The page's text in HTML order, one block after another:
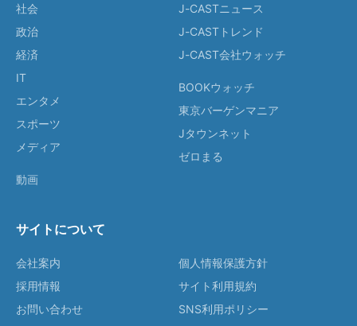
社会
政治
経済
IT
エンタメ
スポーツ
メディア
動画
J-CASTニュース
J-CASTトレンド
J-CAST会社ウォッチ
BOOKウォッチ
東京バーゲンマニア
Jタウンネット
ゼロまる
サイトについて
会社案内
採用情報
お問い合わせ
個人情報保護方針
サイト利用規約
SNS利用ポリシー